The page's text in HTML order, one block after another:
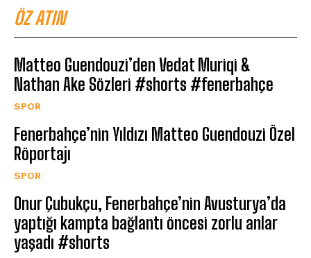
ÖZ ATIN
Matteo Guendouzi’den Vedat Muriqi &
Nathan Ake Sözleri #shorts #fenerbahçe
SPOR
Fenerbahçe’nin Yıldızı Matteo Guendouzi Özel
Röportajı
SPOR
Onur Çubukçu, Fenerbahçe’nin Avusturya’da
yaptığı kampta bağlantı öncesi zorlu anlar
yaşadı #shorts